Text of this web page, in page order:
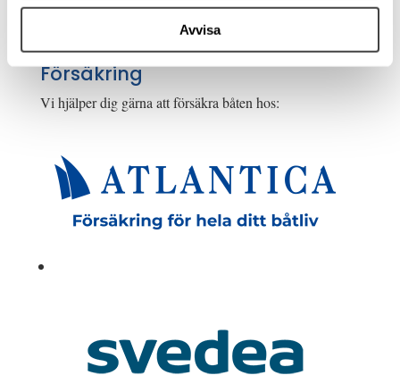
Avvisa
Försäkring
Vi hjälper dig gärna att försäkra båten hos: